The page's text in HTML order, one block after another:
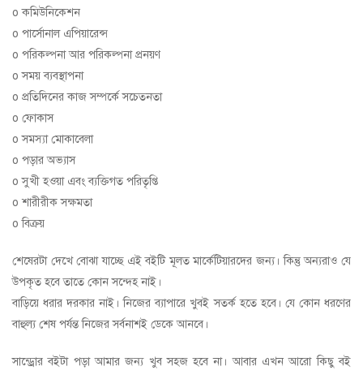
o কমিউনিকেশন
o পার্সোনাল এপিয়ারেন্স
o পরিকল্পনা আর পরিকল্পনা প্রনয়ণ
o সময় ব্যবস্থাপনা
o প্রতিদিনের কাজ সম্পর্কে সচেতনতা
o ফোকাস
o সমস্যা মোকাবেলা
o পড়ার অভ্যাস
o সুখী হওয়া এবং ব্যক্তিগত পরিতৃপ্তি
o শারীরীক সক্ষমতা
o বিক্রয়
শেষেরটা দেখে বোঝা যাচ্ছে এই বইটি মূলত মার্কেটিয়ারদের জন্য। কিন্তু অন্যরাও যে
উপকৃত হবে তাতে কোন সন্দেহ নাই।
বাড়িয়ে ধরার দরকার নাই। নিজের ব্যাপারে খুবই সতর্ক হতে হবে। যে কোন ধরণের
বাহুল্য শেষ পর্যন্ত নিজের সর্বনাশই ডেকে আনবে।
সান্ড্রোর বইটা পড়া আমার জন্য খুব সহজ হবে না। আবার এখন আরো কিছু বই